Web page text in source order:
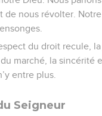
de nous révolter.
du droit recule,
marché, la sincérité
entre plus.
Seigneur